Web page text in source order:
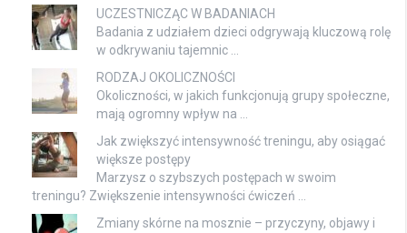
UCZESTNICZĄC W BADANIACH
Badania z udziałem dzieci odgrywają kluczową rolę
w odkrywaniu tajemnic …
RODZAJ OKOLICZNOŚCI
Okoliczności, w jakich funkcjonują grupy społeczne,
mają ogromny wpływ na …
Jak zwiększyć intensywność treningu, aby osiągać
większe postępy
Marzysz o szybszych postępach w swoim
treningu? Zwiększenie intensywności ćwiczeń …
Zmiany skórne na mosznie – przyczyny, objawy i